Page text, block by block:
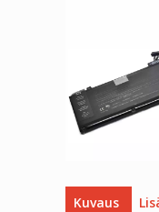
Kuvaus